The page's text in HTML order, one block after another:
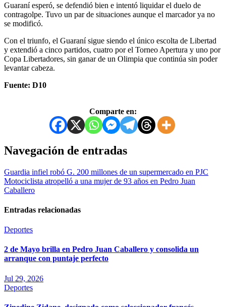
Guaraní esperó, se defendió bien e intentó liquidar el duelo de
contragolpe. Tuvo un par de situaciones aunque el marcador ya no
se modificó.
Con el triunfo, el Guaraní sigue siendo el único escolta de Libertad
y extendió a cinco partidos, cuatro por el Torneo Apertura y uno por
Copa Libertadores, sin ganar de un Olimpia que continúa sin poder
levantar cabeza.
Fuente: D10
Comparte en:
Navegación de entradas
Guardia infiel robó G. 200 millones de un supermercado en PJC
Motociclista atropelló a una mujer de 93 años en Pedro Juan
Caballero
Entradas relacionadas
Deportes
2 de Mayo brilla en Pedro Juan Caballero y consolida un
arranque con puntaje perfecto
Jul 29, 2026
Deportes